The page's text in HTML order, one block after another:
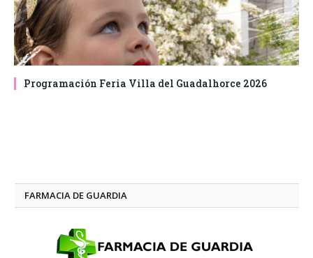
Programación Feria Villa del Guadalhorce 2026
FARMACIA DE GUARDIA